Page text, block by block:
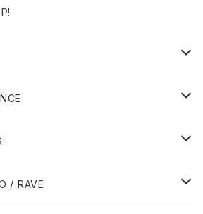
/ RAVE